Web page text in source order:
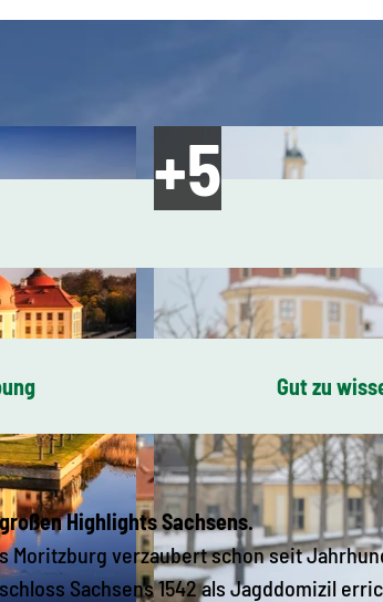
Gut zu
Highlights Sachsens.
Moritzburg verzaubert schon seit
Sachsens 1542 als Jagddomizil